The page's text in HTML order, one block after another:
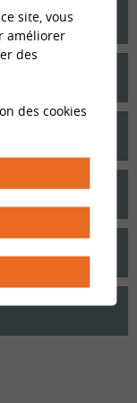
site, vous
améliorer
des
des cookies